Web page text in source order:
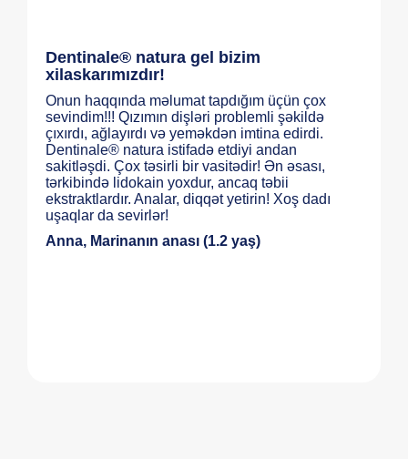
Dentinale® natura gel bizim
xilaskarımızdır!
Onun haqqında məlumat tapdığım üçün çox
sevindim!!! Qızımın dişləri problemli şəkildə
çıxırdı, ağlayırdı və yeməkdən imtina edirdi.
Dentinale® natura istifadə etdiyi andan
sakitləşdi. Çox təsirli bir vasitədir! Ən əsası,
tərkibində lidokain yoxdur, ancaq təbii
ekstraktlardır. Analar, diqqət yetirin! Xoş dadı
uşaqlar da sevirlər!
Anna, Marinanın anası (1.2 yaş)